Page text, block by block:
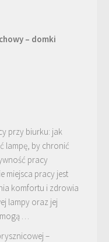
– domki
przy biurku: jak
lampę, by chronić
pracy
miejsca pracy jest
komfortu i zdrowia
lampy oraz jej
…
–